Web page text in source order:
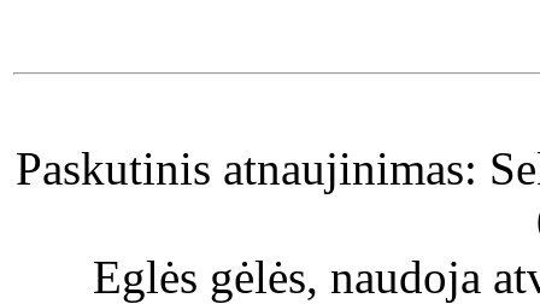
Paskutinis atnaujinimas:
Eglės gėlės, naudoja